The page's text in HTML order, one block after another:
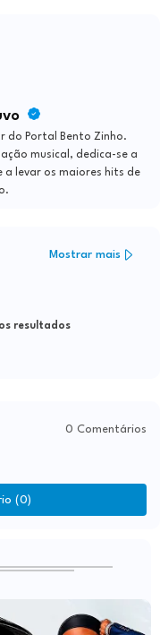
do Portal Bento Zinho.
musical, dedica-se a
levar os maiores hits de
Mostrar mais
resultados
0 Comentários
(0)